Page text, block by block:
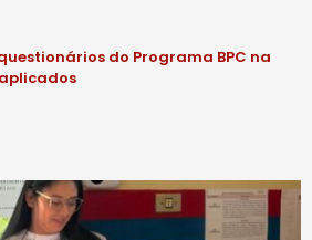
do Programa BPC na